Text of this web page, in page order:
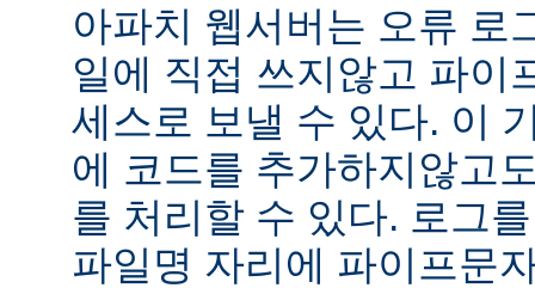
아파치 웹서버는 오류 로
일에 직접 쓰지않고 파이
세스로 보낼 수 있다. 이
에 코드를 추가하지않고
를 처리할 수 있다. 로그
파일명 자리에 파이프문